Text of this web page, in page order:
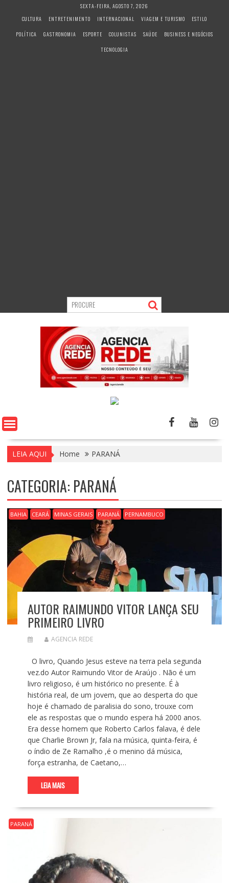
SEXTA-FEIRA, AGOSTO 7, 2026
CULTURA
ENTRETENIMENTO INTERNACIONAL VIAGEM E TURISMO
ESTILO
POLÍTICA
GASTRONOMIA ESPORTE COLUNISTAS SAÚDE
BUSINESS E NEGÓCIOS
TECNOLOGIA
LEIA AQUI Home PARANÁ
CATEGORIA: PARANÁ
BAHIA CEARÁ MINAS GERAIS PARANÁ PERNAMBUCO
AUTOR RAIMUNDO VITOR LANÇA SEU
PRIMEIRO LIVRO
AGENCIA REDE
O livro, Quando Jesus esteve na terra pela segunda
vez.do Autor Raimundo Vitor de Araújo . Não é um
livro religioso, é um histórico no presente. É à
história real, de um jovem, que ao desperta do que
hoje é chamado de paralisia do sono, trouxe com
ele as respostas que o mundo espera há 2000 anos.
Era desse homem que Roberto Carlos falava, é dele
que Charlie Brown Jr, fala na música, quinta-feira, é
o índio de Ze Ramalho ,é o menino dá música,
força estranha, de Caetano,…
LEIA MAIS
PARANÁ